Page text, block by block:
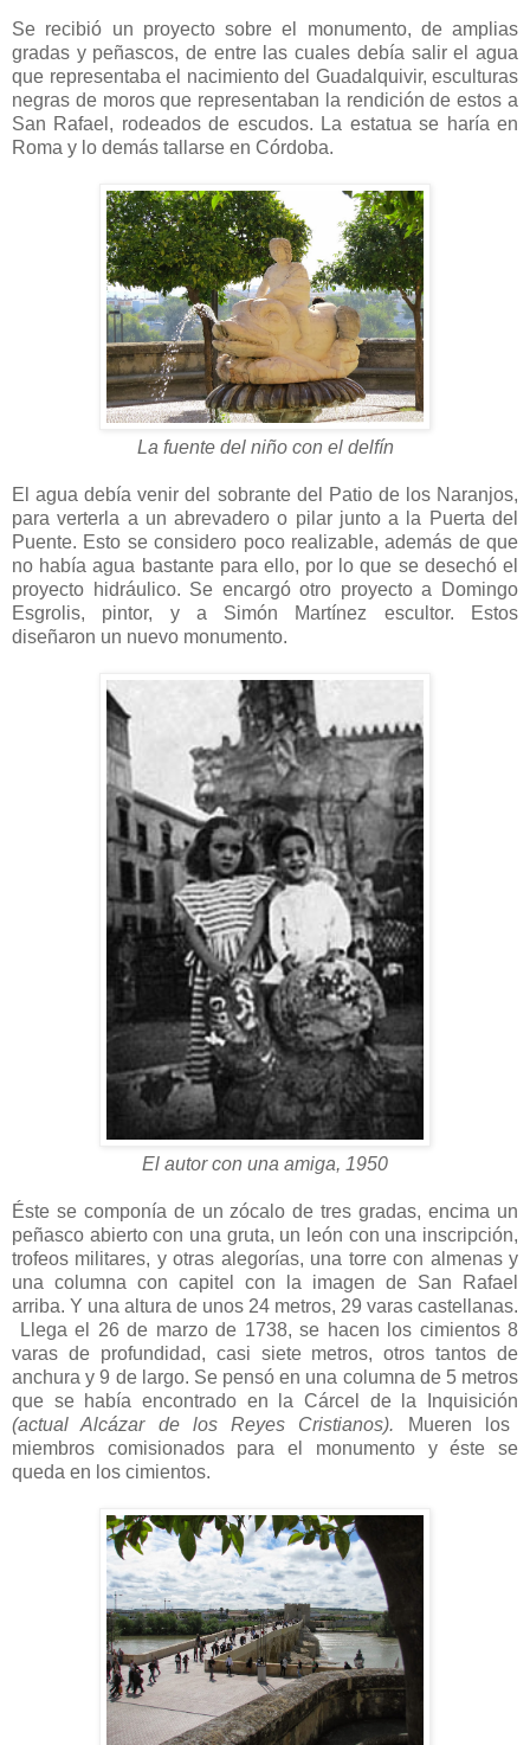
Se recibió un proyecto sobre el monumento, de amplias
gradas y peñascos, de entre las cuales debía salir el agua
que representaba el nacimiento del Guadalquivir, esculturas
negras de moros que representaban la rendición de estos a
San Rafael, rodeados de escudos. La estatua se haría en
Roma y lo demás tallarse en Córdoba.
La fuente del niño con el delfín
El agua debía venir del sobrante del Patio de los Naranjos,
para verterla a un abrevadero o pilar junto a la Puerta del
Puente. Esto se considero poco realizable, además de que
no había agua bastante para ello, por lo que se desechó el
proyecto hidráulico. Se encargó otro proyecto a Domingo
Esgrolis, pintor, y a Simón Martínez escultor. Estos
diseñaron un nuevo monumento.
El autor con una amiga, 1950
Éste se componía de un zócalo de tres gradas, encima un
peñasco abierto con una gruta, un león con una inscripción,
trofeos militares, y otras alegorías, una torre con almenas y
una columna con capitel con la imagen de San Rafael
arriba. Y una altura de unos 24 metros, 29 varas castellanas.
Llega el 26 de marzo de 1738, se hacen los cimientos 8
varas de profundidad, casi siete metros, otros tantos de
anchura y 9 de largo. Se pensó en una columna de 5 metros
que se había encontrado en la Cárcel de la Inquisición
(actual Alcázar de los Reyes Cristianos). Mueren los
miembros comisionados para el monumento y éste se
queda en los cimientos.